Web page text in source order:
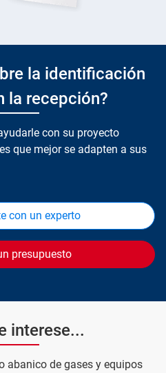
la identificación
la recepción?
con su proyecto
que mejor se adapten a sus
con un experto
presupuesto
interese...
abanico de gases y equipos